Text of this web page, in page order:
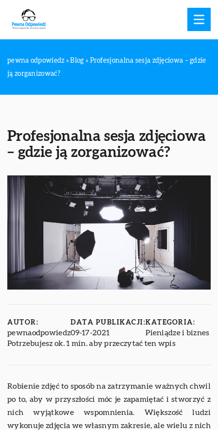
pewna odpowiedz »Blog » Profesjonalna sesja zdjęciowa – gdzie
ją zorganizować?
Profesjonalna sesja zdjęciowa
– gdzie ją zorganizować?
AUTOR:
pewnaodpowiedz
DATA PUBLIKACJI:
09-17-2021
KATEGORIA:
Pieniądze i biznes
Potrzebujesz ok. 1 min. aby przeczytać ten wpis
Robienie zdjęć to sposób na zatrzymanie ważnych chwil
po to, aby w przyszłości móc je zapamiętać i stworzyć z
nich wyjątkowe wspomnienia. Większość ludzi
wykonuje zdjęcia we własnym zakresie, ale wielu z nich